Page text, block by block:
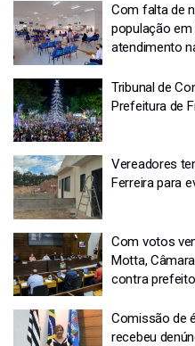
Com falta de
população
atendimento
Tribunal de
Prefeitura de
Vereadores
Ferreira para
Com votos
Motta,
contra
Comissão de
recebeu